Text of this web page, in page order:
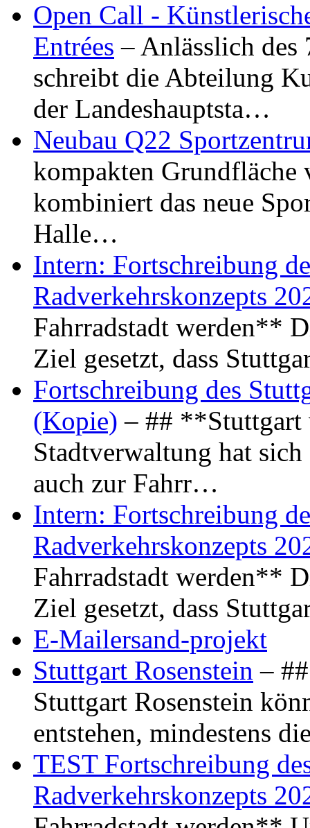
Open Call -
Entrées – Anlässlich
schreibt die Abteilung
der Landeshauptsta…
Neubau Q22
kompakten Grundfläche
kombiniert das neue
Halle…
Intern: Fortschreibung
Radverkehrskonzepts
Fahrradstadt werden**
Ziel gesetzt, dass
Fortschreibung des
(Kopie) – ## **Stuttgart
Stadtverwaltung hat
auch zur Fahrr…
Intern: Fortschreibung
Radverkehrskonzepts
Fahrradstadt werden**
Ziel gesetzt, dass
E-Mailersand-projekt
Stuttgart Rosenstein –
Stuttgart Rosenstein
entstehen, mindestens
TEST Fortschreibung
Radverkehrskonzepts